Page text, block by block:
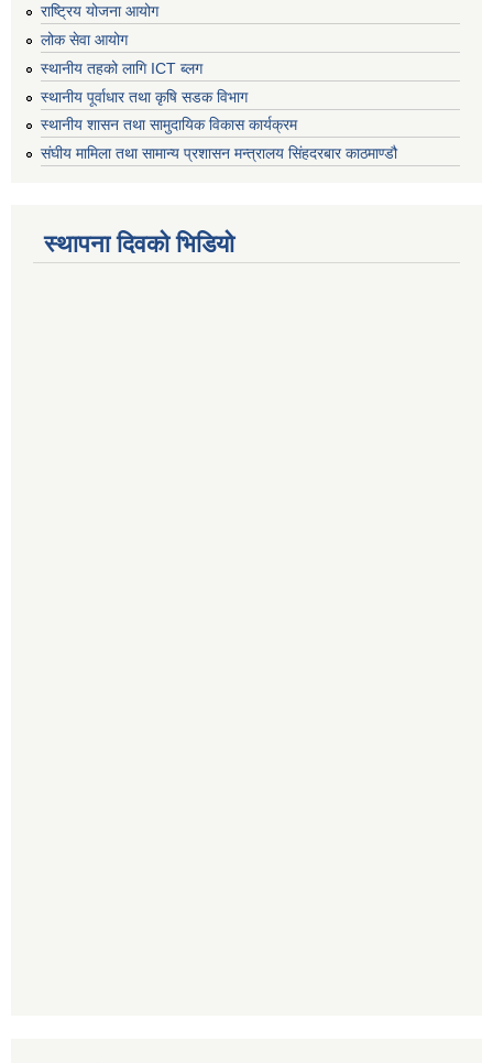
राष्ट्रिय योजना आयोग
लोक सेवा आयोग
स्थानीय तहको लागि ICT ब्लग
स्थानीय पूर्वाधार तथा कृषि सडक विभाग
स्थानीय शासन तथा सामुदायिक विकास कार्यक्रम
संघीय मामिला तथा सामान्य प्रशासन मन्त्रालय सिंहदरबार काठमाण्डौ
स्थापना दिवको भिडियो